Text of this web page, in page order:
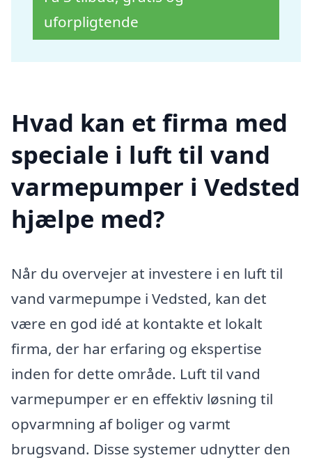
uforpligtende
Hvad kan et firma med
speciale i luft til vand
varmepumper i Vedsted
hjælpe med?
Når du overvejer at investere i en luft til
vand varmepumpe i Vedsted, kan det
være en god idé at kontakte et lokalt
firma, der har erfaring og ekspertise
inden for dette område. Luft til vand
varmepumper er en effektiv løsning til
opvarmning af boliger og varmt
brugsvand. Disse systemer udnytter den